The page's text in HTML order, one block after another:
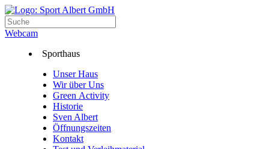
Webcam
Sporthaus
Unser Haus
Wir über Uns
Green Activity
Historie
Sven Albert
Öffnungszeiten
Kontakt